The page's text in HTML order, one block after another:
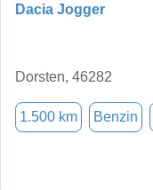
Dacia Jogger
Dorsten, 46282
1.500 km Benzin